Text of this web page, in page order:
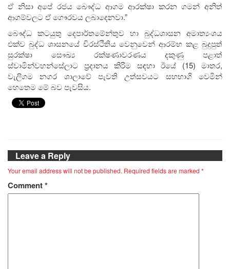
ඒ නිසා අපේ රජය බෞද්ධ ආගම ආරක්ෂා කරන ගමන් අනිත්
ආගම්වලට ඒ ගෞරවය ලබාදෙනවා.”
බෞද්ධ කටයුතු දෙපාර්තමේන්තුව හා බුද්ධශාසන අමාත්‍යංශය
එක්ව බුද්ධ ශාසනයේ චිරස්ථිතිය වෙනුවෙන් ආරම්භ කළ බුදුපුත්
සුරක්ෂා සෞඛ්‍ය රක්ෂණාවරණය දකුණු පළාත්
ස්වාමින්වහන්සේලාට ප‍්‍රදානය කිරිම සඳහා ඊයේ (15) මාතර,
වැලිගම නගර ශාලාවේ පැවති උත්සවයට සහභාගි වෙමින්
හෙතෙම මේ බව පැවසිය.
Leave a Reply
Your email address will not be published. Required fields are marked *
Comment*